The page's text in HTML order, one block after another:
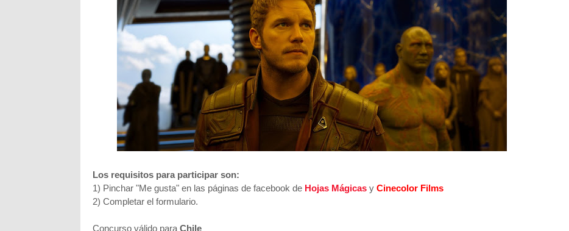
Los requisitos para participar son:
1) Pinchar "Me gusta" en las páginas de facebook de Hojas Mágicas y Cinecolor Films
2) Completar el formulario.
Concurso válido para Chile